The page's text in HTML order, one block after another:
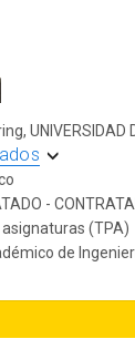
UNIVERSIDAD
-
(TPA)
de